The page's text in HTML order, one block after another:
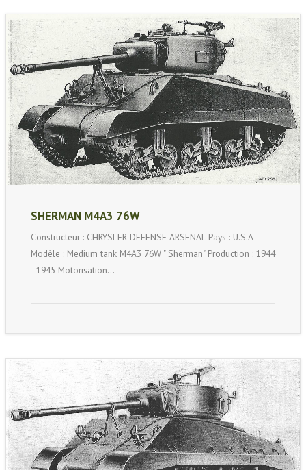
SHERMAN M4A3 76W
Constructeur : CHRYSLER DEFENSE ARSENAL Pays : U.S.A
Modèle : Medium tank M4A3 76W " Sherman" Production : 1944
- 1945 Motorisation…